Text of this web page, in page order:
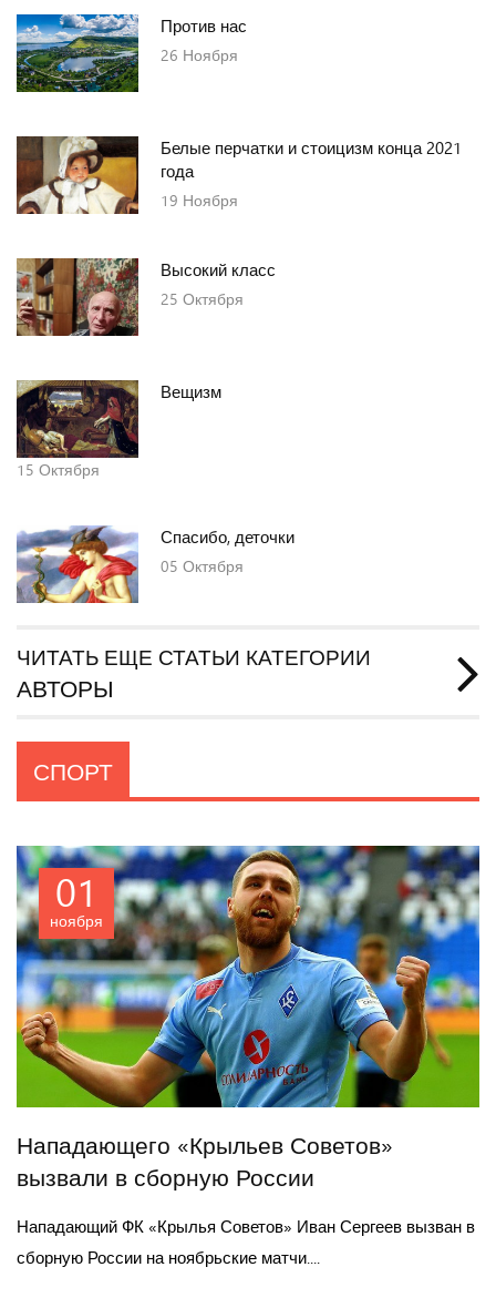
Против нас
26 Ноября
Белые перчатки и стоицизм конца 2021
года
19 Ноября
Высокий класс
25 Октября
Вещизм
15 Октября
Спасибо, деточки
05 Октября
ЧИТАТЬ ЕЩЕ СТАТЬИ КАТЕГОРИИ
АВТОРЫ
СПОРТ
01
ноября
Нападающего «Крыльев Советов»
вызвали в сборную России
Нападающий ФК «Крылья Советов» Иван Сергеев вызван в
сборную России на ноябрьские матчи....